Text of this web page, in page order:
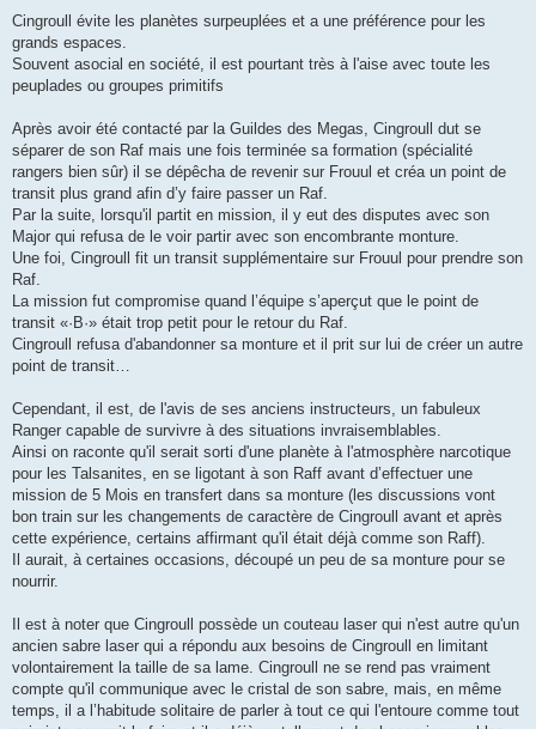
Cingroull évite les planètes surpeuplées et a une préférence pour les
grands espaces.
Souvent asocial en société, il est pourtant très à l'aise avec toute les
peuplades ou groupes primitifs
Après avoir été contacté par la Guildes des Megas, Cingroull dut se
séparer de son Raf mais une fois terminée sa formation (spécialité
rangers bien sûr) il se dépêcha de revenir sur Frouul et créa un point de
transit plus grand afin d’y faire passer un Raf.
Par la suite, lorsqu'il partit en mission, il y eut des disputes avec son
Major qui refusa de le voir partir avec son encombrante monture.
Une foi, Cingroull fit un transit supplémentaire sur Frouul pour prendre son
Raf.
La mission fut compromise quand l’équipe s’aperçut que le point de
transit «·B·» était trop petit pour le retour du Raf.
Cingroull refusa d'abandonner sa monture et il prit sur lui de créer un autre
point de transit…
Cependant, il est, de l'avis de ses anciens instructeurs, un fabuleux
Ranger capable de survivre à des situations invraisemblables.
Ainsi on raconte qu'il serait sorti d'une planète à l'atmosphère narcotique
pour les Talsanites, en se ligotant à son Raff avant d’effectuer une
mission de 5 Mois en transfert dans sa monture (les discussions vont
bon train sur les changements de caractère de Cingroull avant et après
cette expérience, certains affirmant qu'il était déjà comme son Raff).
Il aurait, à certaines occasions, découpé un peu de sa monture pour se
nourrir.
Il est à noter que Cingroull possède un couteau laser qui n'est autre qu'un
ancien sabre laser qui a répondu aux besoins de Cingroull en limitant
volontairement la taille de sa lame. Cingroull ne se rend pas vraiment
compte qu'il communique avec le cristal de son sabre, mais, en même
temps, il a l’habitude solitaire de parler à tout ce qui l'entoure comme tout